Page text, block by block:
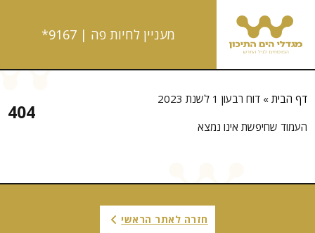
מעניין לחיות פה | 9167*
דף הבית »דוח רבעון 1 לשנת 2023
404
העמוד שחיפשת אינו נמצא
חזרה לאתר הראשי